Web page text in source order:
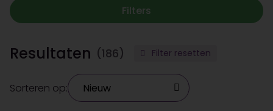
Filters
Resultaten (186) Filter resetten
Sorteren op: